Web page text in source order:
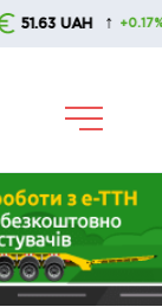
UAH ↑ +0.17%